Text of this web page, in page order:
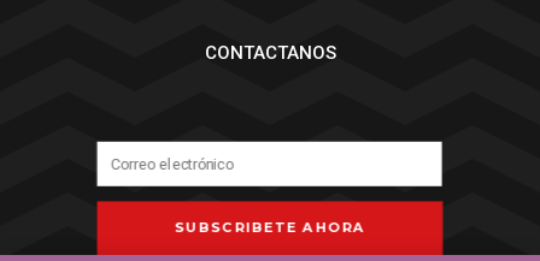
CONTACTANOS
SUBSCRIBETE AHORA